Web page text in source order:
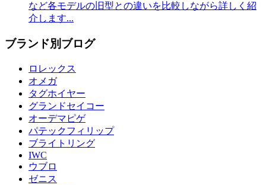
など各モデルの旧型との違いを比較しながら詳しく紹
介します...
ブランド別ブログ
ロレックス
オメガ
タグホイヤー
グランドセイコー
オーデマピゲ
パテックフィリップ
ブライトリング
IWC
ウブロ
ゼニス